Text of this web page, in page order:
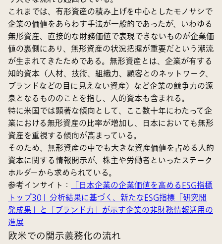
これまでは、有形資産の積み上げを中心としたモノサシで
企業の価値をあらわす手法が一般的であったが、いわゆる
無形資産、直接的な財務価値で表現できないものが企業価
値の裏側にあり、無形資産の状況把握が重要だという潮流
が生まれてきたためである。無形資産とは、企業が有する
知的資本（人材、技術、組織力、顧客とのネットワーク、
ブランドなどの目に見えない資産）など企業の競争力の源
泉となるもののことを指し、人的資本も含まれる。
特に米国では顕著な傾向として、ここ数十年にわたって企
業における無形資産の比率が増加し、日本においても無形
資産を重視する傾向が高まっている。
そのため、無形資産の中でも大きな資産価値を占める人的
資本に関する情報開示が、株主や労働者といったステーク
ホルダーから求められている。
参考インサイト： 「日本企業の企業価値を高めるESG指標
トップ30」分析結果に基づく、新たなESG指標「研究開
発成果」と「ブランド力」が示す企業の非財務情報活用の
進展
欧米での開示義務化の流れ